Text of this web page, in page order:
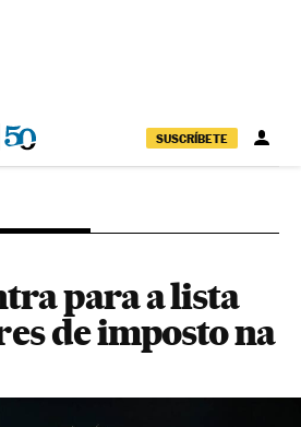
SUSCRÍBETE
para a lista
de imposto na